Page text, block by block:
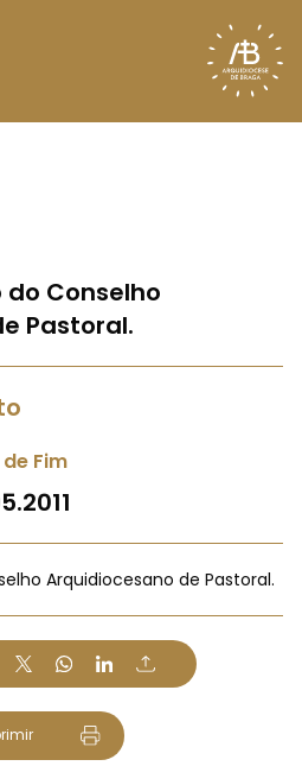
do Conselho
Pastoral.
Fim
Arquidiocesano de Pastoral.